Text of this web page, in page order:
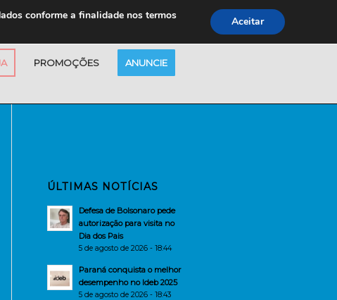
PROMOÇÕES ANUNCIE
ÚLTIMAS NOTÍCIAS
Defesa de Bolsonaro pede
autorização para visita no
Dia dos Pais
5 de agosto de 2026 - 18:44
Paraná conquista o melhor
desempenho no Ideb 2025
5 de agosto de 2026 - 18:43
conforme a finalidade nos termos
Aceitar